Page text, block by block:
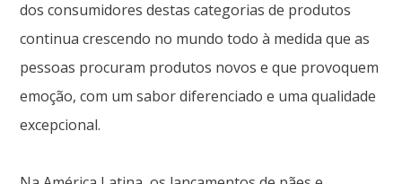
dos consumidores destas categorias de produtos
continua crescendo no mundo todo à medida que as
pessoas procuram produtos novos e que provoquem
emoção, com um sabor diferenciado e uma qualidade
excepcional.